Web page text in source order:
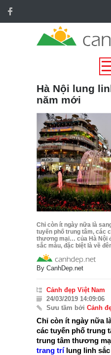
Hà Nội lung
năm mới
Chỉ còn ít ngày nữa là
tuyến phố trung tâm, các
thương mại… của Hà Nội
sắc màu, đặc biệt là về
By CanhDep.net
Cảnh đẹp Việt Nam
24/03/2019 14:09:06
Sưu tầm bởi Cảnh
Chỉ còn ít ngày nữa
các tuyến phố trung
trung tâm thương
trang trílung linh sắc